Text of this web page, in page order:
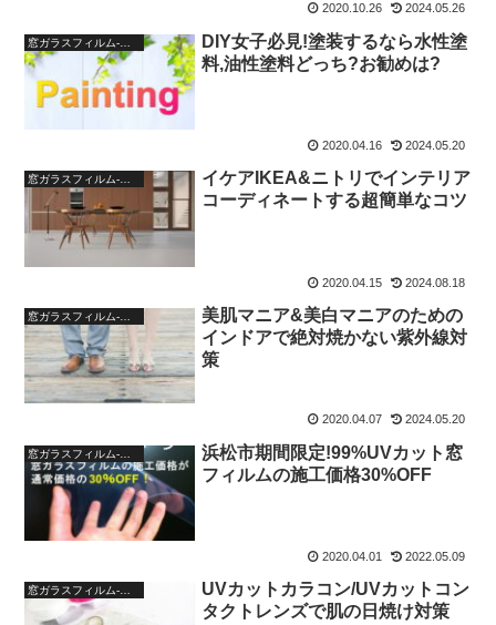
2020.10.26 2024.05.26
DIY女子必見!塗装するなら水性塗
料,油性塗料どっち?お勧めは?
2020.04.16 2024.05.20
窓ガラスフィルム-ブログ
イケアIKEA&ニトリでインテリア
コーディネートする超簡単なコツ
2020.04.15 2024.08.18
美肌マニア&美白マニアのための
インドアで絶対焼かない紫外線対
策
2020.04.07 2024.05.20
浜松市期間限定!99%UVカット窓
フィルムの施工価格30%OFF
2020.04.01 2022.05.09
窓ガラスフィルム-ブログ
UVカットカラコン/UVカットコン
タクトレンズで肌の日焼け対策